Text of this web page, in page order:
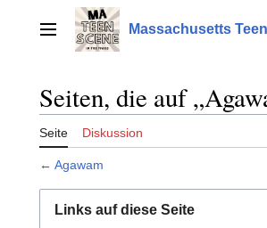
springenHauptmenü Massachusetts
Seiten, die auf
Seite Diskussion
← Agawam
Links auf diese Seite